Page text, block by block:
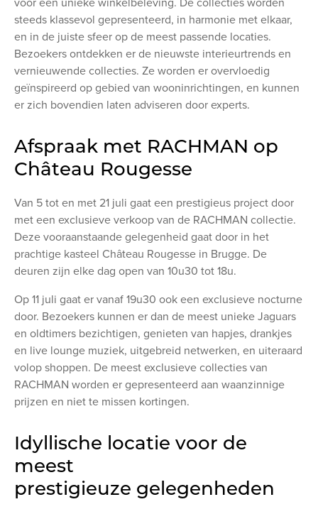
steeds klassevol gepresenteerd, in harmonie met elkaar,
en in de juiste sfeer op de meest passende locaties.
Bezoekers ontdekken er de nieuwste interieurtrends en
vernieuwende collecties. Ze worden er overvloedig
geïnspireerd op gebied van wooninrichtingen, en kunnen
er zich bovendien laten adviseren door experts.
Afspraak met RACHMAN op
Château Rougesse
Van 5 tot en met 21 juli gaat een prestigieus project door
met een exclusieve verkoop van de RACHMAN collectie.
Deze vooraanstaande gelegenheid gaat door in het
prachtige kasteel Château Rougesse in Brugge. De
deuren zijn elke dag open van 10u30 tot 18u.
Op 11 juli gaat er vanaf 19u30 ook een exclusieve nocturne
door. Bezoekers kunnen er dan de meest unieke Jaguars
en oldtimers bezichtigen, genieten van hapjes, drankjes
en live lounge muziek, uitgebreid netwerken, en uiteraard
volop shoppen. De meest exclusieve collecties van
RACHMAN worden er gepresenteerd aan waanzinnige
prijzen en niet te missen kortingen.
Idyllische locatie voor de
meest
prestigieuze gelegenheden